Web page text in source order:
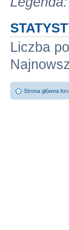
Liczba
Strona główna